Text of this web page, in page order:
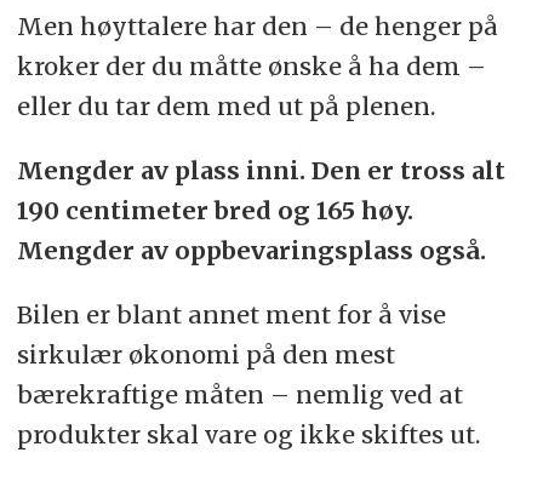
Men høyttalere har den – de henger på
kroker der du måtte ønske å ha dem –
eller du tar dem med ut på plenen.
Mengder av plass inni. Den er tross alt
190 centimeter bred og 165 høy.
Mengder av oppbevaringsplass også.
Bilen er blant annet ment for å vise
sirkulær økonomi på den mest
bærekraftige måten – nemlig ved at
produkter skal vare og ikke skiftes ut.